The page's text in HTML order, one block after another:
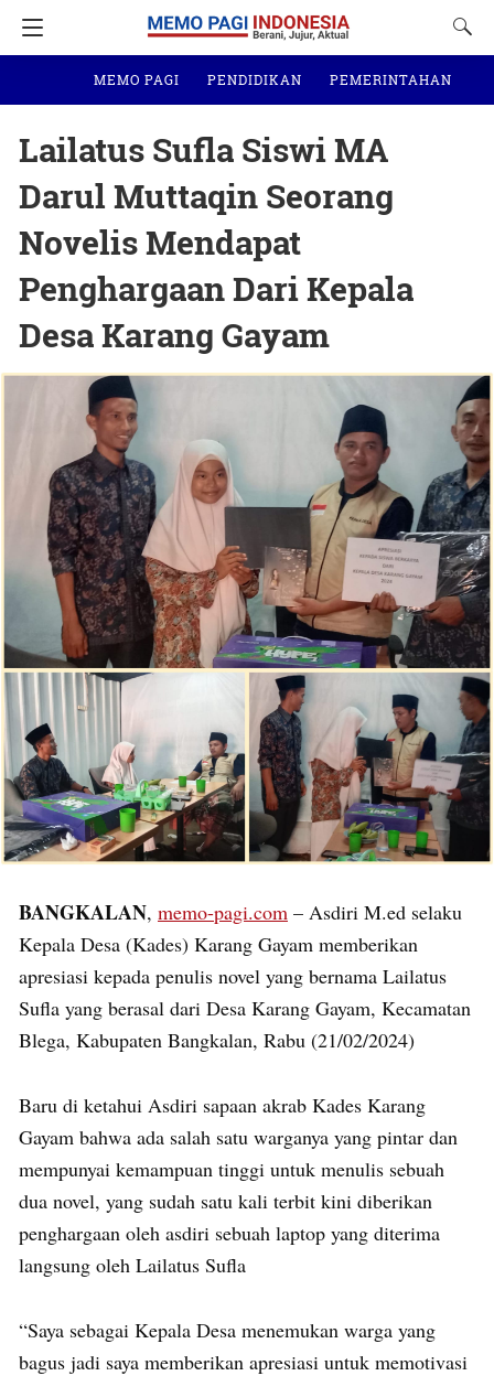
MEMO PAGI PENDIDIKAN PEMERINTAHAN
Lailatus Sufla Siswi MA
Darul Muttaqin Seorang
Novelis Mendapat
Penghargaan Dari Kepala
Desa Karang Gayam
BANGKALAN, memo-pagi.com – Asdiri M.ed selaku
Kepala Desa (Kades) Karang Gayam memberikan
apresiasi kepada penulis novel yang bernama Lailatus
Sufla yang berasal dari Desa Karang Gayam, Kecamatan
Blega, Kabupaten Bangkalan, Rabu (21/02/2024)
Baru di ketahui Asdiri sapaan akrab Kades Karang
Gayam bahwa ada salah satu warganya yang pintar dan
mempunyai kemampuan tinggi untuk menulis sebuah
dua novel, yang sudah satu kali terbit kini diberikan
penghargaan oleh asdiri sebuah laptop yang diterima
langsung oleh Lailatus Sufla
“Saya sebagai Kepala Desa menemukan warga yang
bagus jadi saya memberikan apresiasi untuk memotivasi